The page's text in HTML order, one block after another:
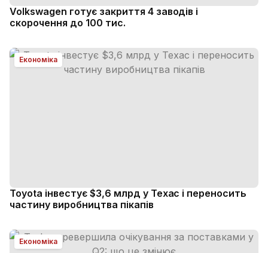
Volkswagen готує закриття 4 заводів і
скорочення до 100 тис.
Економіка
Toyota інвестує $3,6 млрд у Техас і переносить
частину виробництва пікапів
Економіка